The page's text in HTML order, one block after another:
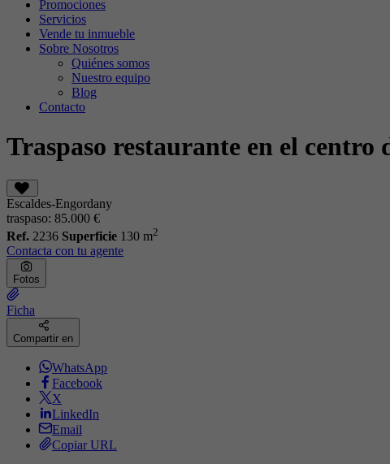
Promociones
Servicios
Vende tu inmueble
Sobre Nosotros
Quiénes somos
Nuestro equipo
Blog
Contacto
Traspaso restaurante en el centro
Escaldes-Engordany
traspaso: 85.000 €
Ref. 2236 Superficie 130 m2
Contacta con tu agente
Fotos
Ficha
Compartir en
WhatsApp
Facebook
X
LinkedIn
Email
Copiar URL